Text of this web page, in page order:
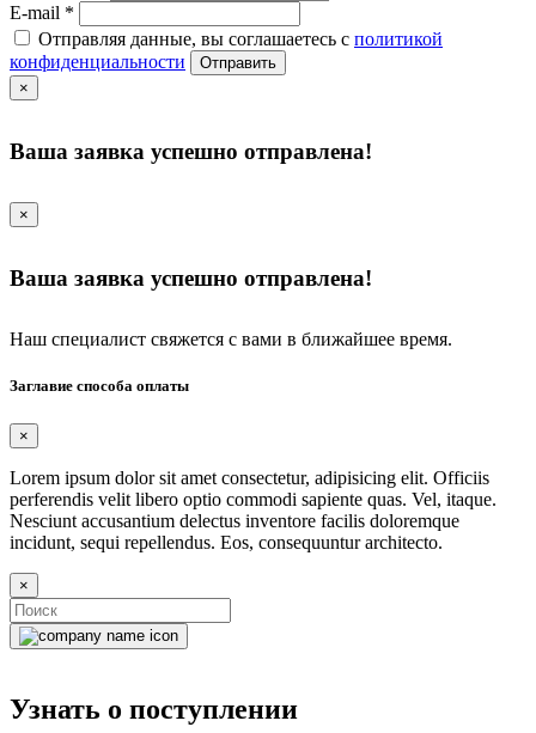
E-mail *
Отправляя данные, вы соглашаетесь с политикой
конфиденциальности
Отправить
×
Ваша заявка успешно отправлена!
×
Ваша заявка успешно отправлена!
Наш специалист свяжется с вами в ближайшее время.
Заглавие способа оплаты
×
Lorem ipsum dolor sit amet consectetur, adipisicing elit. Officiis
perferendis velit libero optio commodi sapiente quas. Vel, itaque.
Nesciunt accusantium delectus inventore facilis doloremque
incidunt, sequi repellendus. Eos, consequuntur architecto.
×
Узнать о поступлении